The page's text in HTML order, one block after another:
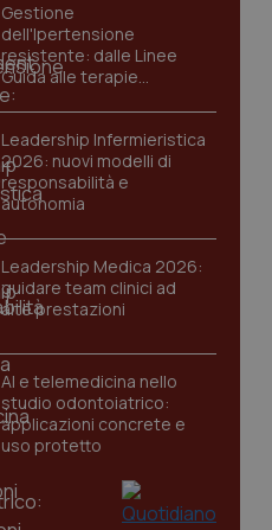
Gestione
dell'Ipertensione
resistente: dalle Linee
Guida alle terapie
innovative
Leadership Infermieristica
2026: nuovi modelli di
responsabilità e
autonomia
Leadership Medica 2026:
guidare team clinici ad
alte prestazioni
AI e telemedicina nello
studio odontoiatrico:
applicazioni concrete e
uso protetto